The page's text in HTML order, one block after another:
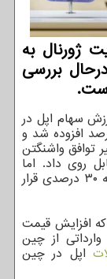
ژورنال به
بررسی
سهام اپل در
افزوده شد و
توافق واشنگتن
روی داد. اما
واردات از چین به آمریکا، بازهم مشمول تعرفه ۳۰ درصدی قرار
افزایش قیمت
وارداتی از چین
اپل در چین